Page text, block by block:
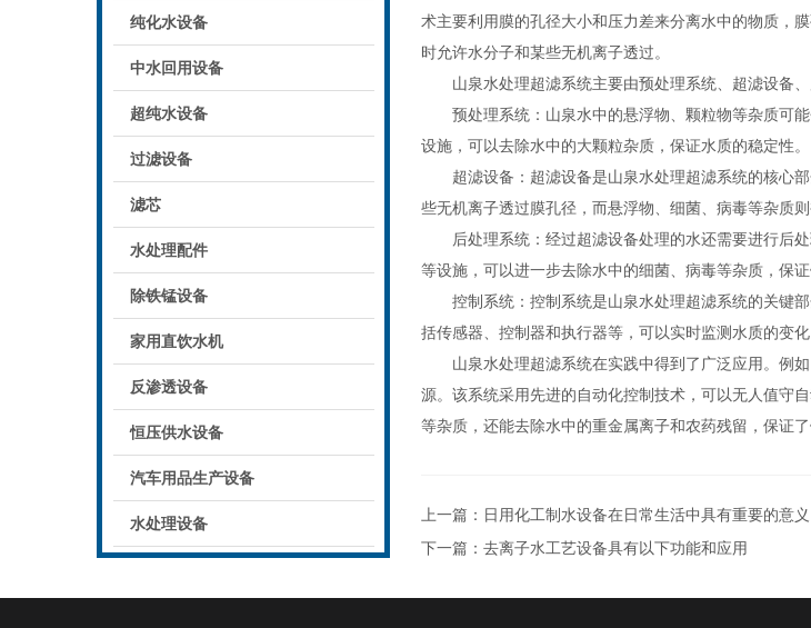
纯化水设备
中水回用设备
超纯水设备
过滤设备
滤芯
水处理配件
除铁锰设备
家用直饮水机
反渗透设备
恒压供水设备
汽车用品生产设备
水处理设备
术主要利用膜的孔径大小和压力差来分离水中的物质，
时允许水分子和某些无机离子透过。
山泉水处理超滤系统主要由预处理系统、超滤设备、
预处理系统：山泉水中的悬浮物、颗粒物等杂质可能
设施，可以去除水中的大颗粒杂质，保证水质的稳定性。
超滤设备：超滤设备是山泉水处理超滤系统的核心部
些无机离子透过膜孔径，而悬浮物、细菌、病毒等杂质则
后处理系统：经过超滤设备处理的水还需要进行后处
等设施，可以进一步去除水中的细菌、病毒等杂质，保证
控制系统：控制系统是山泉水处理超滤系统的关键部
括传感器、控制器和执行器等，可以实时监测水质的变化
山泉水处理超滤系统在实践中得到了广泛应用。例如
源。该系统采用先进的自动化控制技术，可以无人值守
等杂质，还能去除水中的重金属离子和农药残留，保证了
上一篇： 日用化工制水设备在日常生活中具有重要的意义
下一篇： 去离子水工艺设备具有以下功能和应用